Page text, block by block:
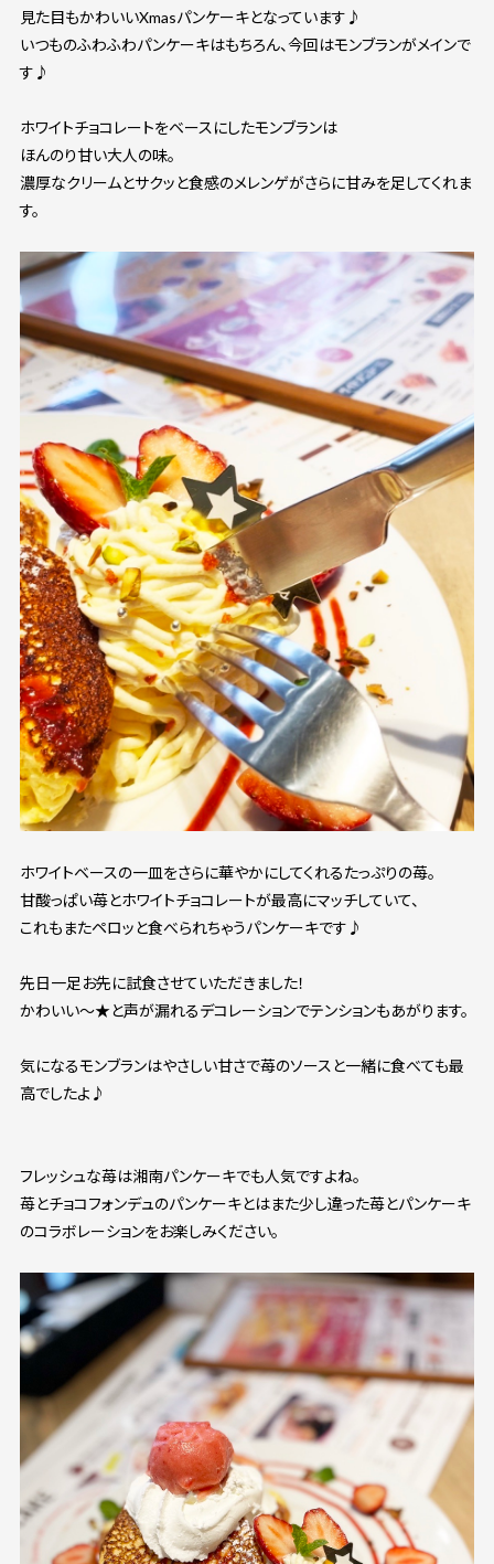
見た目もかわいいXmasパンケーキとなっています♪
いつものふわふわパンケーキはもちろん、今回はモンブランがメインで
す♪
ホワイトチョコレートをベースにしたモンブランは
ほんのり甘い大人の味。
濃厚なクリームとサクッと食感のメレンゲがさらに甘みを足してくれま
す。
ホワイトベースの一皿をさらに華やかにしてくれるたっぷりの苺。
甘酸っぱい苺とホワイトチョコレートが最高にマッチしていて、
これもまたペロッと食べられちゃうパンケーキです♪
先日一足お先に試食させていただきました！
かわいい～★と声が漏れるデコレーションでテンションもあがります。
気になるモンブランはやさしい甘さで苺のソースと一緒に食べても最
高でしたよ♪
フレッシュな苺は湘南パンケーキでも人気ですよね。
苺とチョコフォンデュのパンケーキとはまた少し違った苺とパンケーキ
のコラボレーションをお楽しみください。